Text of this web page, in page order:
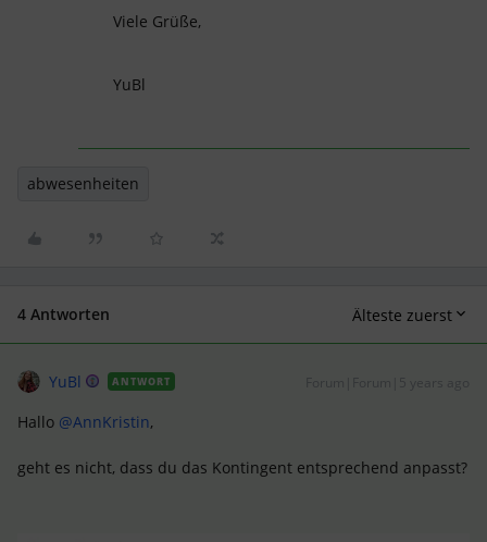
Viele Grüße,
YuBl
abwesenheiten
4 Antworten Älteste zuerst
YuBl ANTWORT
Hallo @AnnKristin,
geht es nicht, dass du das Kontingent entsprechend anpasst?